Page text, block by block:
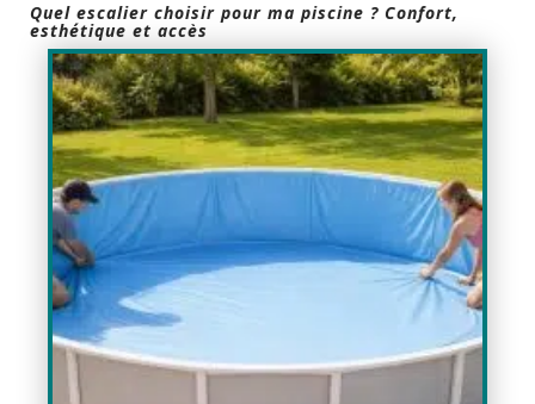
Quel escalier choisir pour ma piscine ? Confort,
esthétique et accès